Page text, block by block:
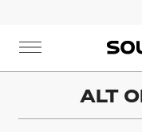
ALT